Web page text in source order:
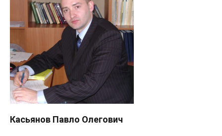
Касьянов Павло Олегович